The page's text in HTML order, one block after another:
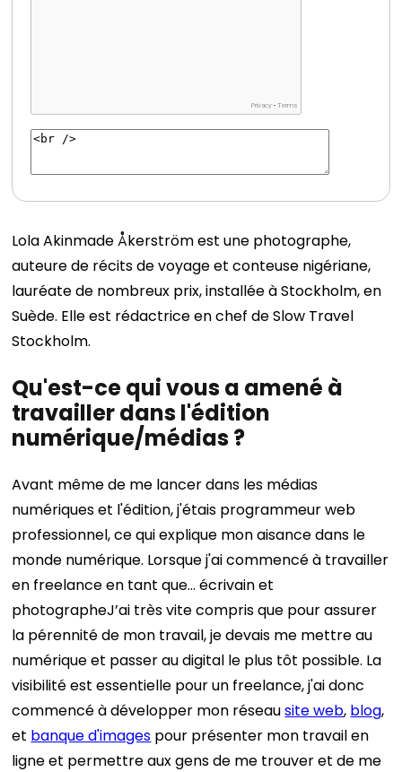
Lola Akinmade Åkerström est une photographe,
auteure de récits de voyage et conteuse nigériane,
lauréate de nombreux prix, installée à Stockholm, en
Suède. Elle est rédactrice en chef de Slow Travel
Stockholm.
Qu'est-ce qui vous a amené à
travailler dans l'édition
numérique/médias ?
Avant même de me lancer dans les médias
numériques et l'édition, j'étais programmeur web
professionnel, ce qui explique mon aisance dans le
monde numérique. Lorsque j'ai commencé à travailler
en freelance en tant que…écrivain et
photographeJ’ai très vite compris que pour assurer
la pérennité de mon travail, je devais me mettre au
numérique et passer au digital le plus tôt possible. La
visibilité est essentielle pour un freelance, j'ai donc
commencé à développer mon réseausite web, blog,
et banque d'images pour présenter mon travail en
ligne et permettre aux gens de me trouver et de me